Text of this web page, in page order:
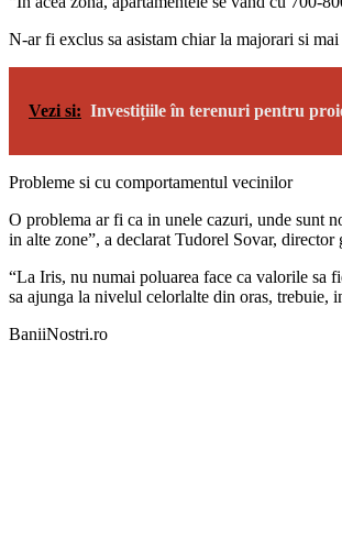
N-ar fi exclus sa asistam chiar la majorari si
Vezi si: Investițiile în terenuri pentru
Probleme si cu comportamentul vecinilor
O problema ar fi ca in unele cazuri, unde sunt
in alte zone”, a declarat Tudorel Sovar,
“La Iris, nu numai poluarea face ca valorile sa
sa ajunga la nivelul celorlalte din oras, trebuie,
BaniiNostri.ro